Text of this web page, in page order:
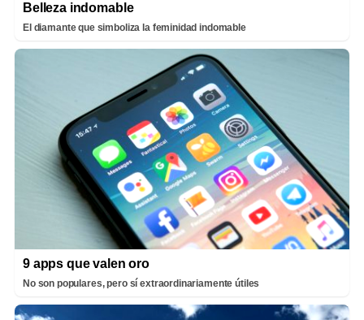
Belleza indomable
El diamante que simboliza la feminidad indomable
9 apps que valen oro
No son populares, pero sí extraordinariamente útiles